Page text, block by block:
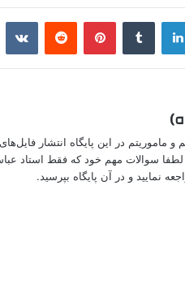
لینکدین ‫تامبلر ‫پین‌ترست‫رددیت
و ماموریتم در این پایگاه انتشار
سوالات مهم خود که فقط استاد
نمایید و در آن پایگاه بپرسید.